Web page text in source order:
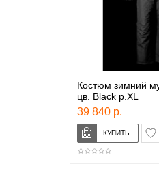
Костюм зимний
цв. Black р.XL
39 840 р.